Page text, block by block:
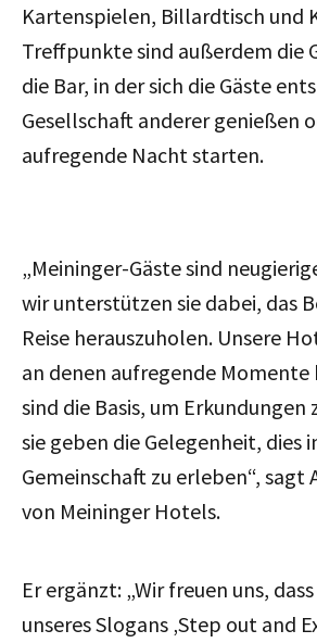
Kartenspielen, Billardtisch und
Treffpunkte sind außerdem die
die Bar, in der sich die Gäste
Gesellschaft anderer genießen
aufregende Nacht starten.
„Meininger-Gäste sind
wir unterstützen sie dabei, das
Reise herauszuholen. Unsere
an denen aufregende Momente
sind die Basis, um Erkundungen
sie geben die Gelegenheit, dies
Gemeinschaft zu erleben“, sagt
von Meininger Hotels.
Er ergänzt: „Wir freuen uns,
unseres Slogans ‚Step out and